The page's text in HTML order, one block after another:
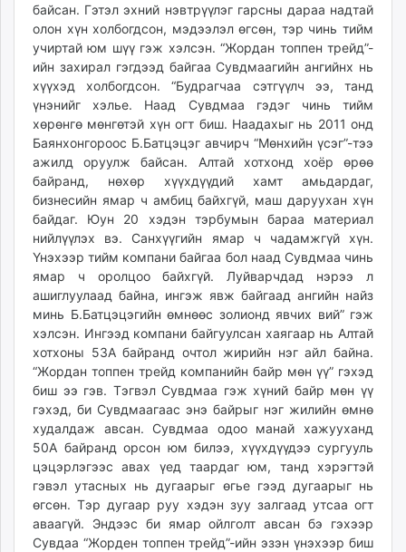
байсан. Гэтэл эхний нэвтрүүлэг гарсны дараа надтай
олон хүн холбогдсон, мэдээлэл өгсөн, тэр чинь тийм
учиртай юм шүү гэж хэлсэн. “Жордан топпен трейд”-
ийн захирал гэгдээд байгаа Сувдмаагийн ангийнх нь
хүүхэд холбогдсон. “Будрагчаа сэтгүүлч ээ, танд
үнэнийг хэлье. Наад Сувдмаа гэдэг чинь тийм
хөрөнгө мөнгөтэй хүн огт биш. Наадахыг нь 2011 онд
Баянхонгороос Б.Батцэцэг авчирч “Мөнхийн үсэг”-тээ
ажилд оруулж байсан. Алтай хотхонд хоёр өрөө
байранд, нөхөр хүүхдүүдий хамт амьдардаг,
бизнесийн ямар ч амбиц байхгүй, маш даруухан хүн
байдаг. Юун 20 хэдэн тэрбумын бараа материал
нийлүүлэх вэ. Санхүүгийн ямар ч чадамжгүй хүн.
Үнэхээр тийм компани байгаа бол наад Сувдмаа чинь
ямар ч оролцоо байхгүй. Луйварчдад нэрээ л
ашиглуулаад байна, ингэж явж байгаад ангийн найз
минь Б.Батцэцэгийн өмнөөс золионд явчих вий” гэж
хэлсэн. Ингээд компани байгуулсан хаягаар нь Алтай
хотхоны 53А байранд очтол жирийн нэг айл байна.
“Жордан топпен трейд компанийн байр мөн үү” гэхэд
биш ээ гэв. Тэгвэл Сувдмаа гэж хүний байр мөн үү
гэхэд, би Сувдмаагаас энэ байрыг нэг жилийн өмнө
худалдаж авсан. Сувдмаа одоо манай хажууханд
50А байранд орсон юм билээ, хүүхдүүдээ сургууль
цэцэрлэгээс авах үед таардаг юм, танд хэрэгтэй
гэвэл утасных нь дугаарыг өгье гээд дугаарыг нь
өгсөн. Тэр дугаар руу хэдэн зуу залгаад утсаа огт
аваагүй. Эндээс би ямар ойлголт авсан бэ гэхээр
Сувдаа “Жорден топпен трейд”-ийн эзэн үнэхээр биш